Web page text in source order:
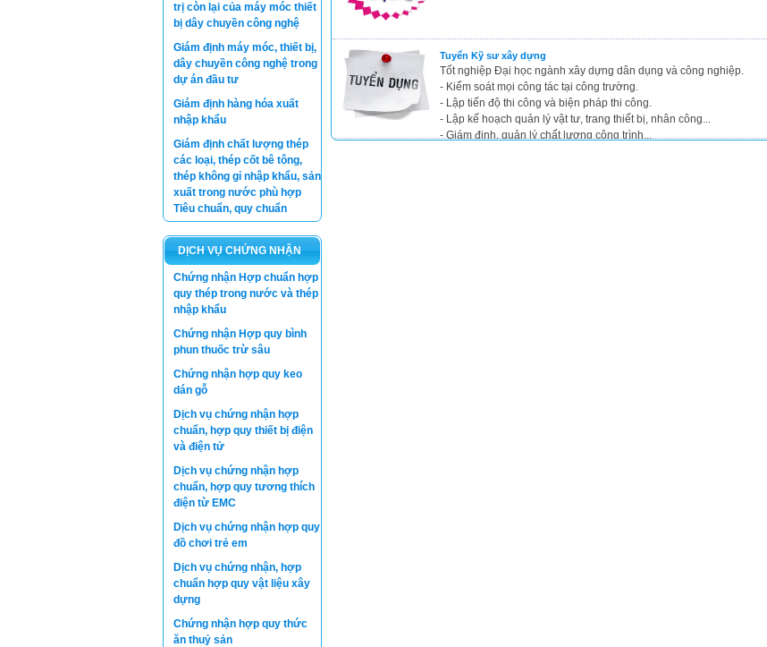
trị còn lại của máy móc thiết
bị dây chuyền công nghệ
Giám định máy móc, thiết bị,
dây chuyền công nghệ trong
dự án đầu tư
Giám định hàng hóa xuất
nhập khẩu
Giám định chất lượng thép
các loại, thép cốt bê tông,
thép không gỉ nhập khẩu, sản
xuất trong nước phù hợp
Tiêu chuẩn, quy chuẩn
DỊCH VỤ CHỨNG NHẬN
Chứng nhận Hợp chuẩn hợp
quy thép trong nước và thép
nhập khẩu
Chứng nhận Hợp quy bình
phun thuốc trừ sâu
Chứng nhận hợp quy keo
dán gỗ
Dịch vụ chứng nhận hợp
chuẩn, hợp quy thiết bị điện
và điện tử
Dịch vụ chứng nhận hợp
chuẩn, hợp quy tương thích
điện từ EMC
Dịch vụ chứng nhận hợp quy
đồ chơi trẻ em
Dịch vụ chứng nhận, hợp
chuẩn hợp quy vật liệu xây
dựng
Chứng nhận hợp quy thức
ăn thuỷ sản
Tuyển Kỹ sư xây dựng
Tốt nghiệp Đại học ngành xây dựng dân dụng và công nghiệp.
- Kiểm soát mọi công tác tại công trường.
- Lập tiến độ thi công và biện pháp thi công.
- Lập kế hoạch quản lý vật tư, trang thiết bị, nhân công...
- Giám định, quản lý chất lượng công trình...